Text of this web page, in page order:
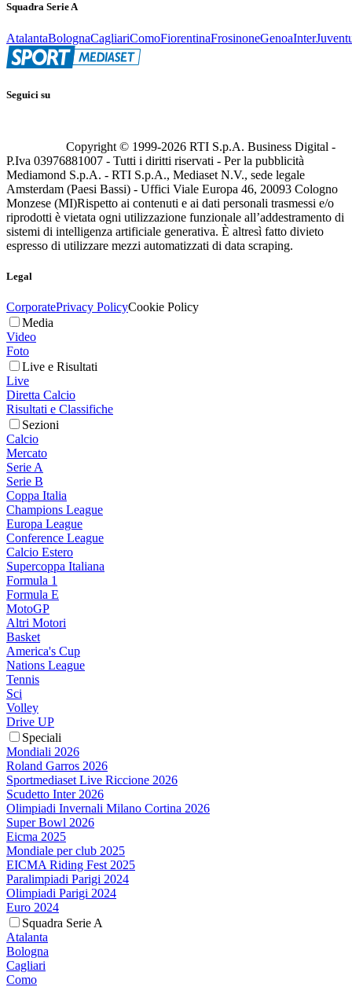
Squadra Serie A
AtalantaBolognaCagliariComoFiorentinaFrosinoneGenoaInter
Seguici su
Copyright © 1999-2026 RTI S.p.A. Business Digital -
P.Iva 03976881007 - Tutti i diritti riservati - Per la pubblicità
Mediamond S.p.A. - RTI S.p.A., Mediaset N.V., sede legale
Amsterdam (Paesi Bassi) - Uffici Viale Europa 46, 20093 Cologno
Monzese (MI)Rispetto ai contenuti e ai dati personali trasmessi e/o
riprodotti è vietata ogni utilizzazione funzionale all’addestramento di
sistemi di intelligenza artificiale generativa. È altresì fatto divieto
espresso di utilizzare mezzi automatizzati di data scraping.
Legal
CorporatePrivacy PolicyCookie Policy
Media
Video
Foto
Live e Risultati
Live
Diretta Calcio
Risultati e Classifiche
Sezioni
Calcio
Mercato
Serie A
Serie B
Coppa Italia
Champions League
Europa League
Conference League
Calcio Estero
Supercoppa Italiana
Formula 1
Formula E
MotoGP
Altri Motori
Basket
America's Cup
Nations League
Tennis
Sci
Volley
Drive UP
Speciali
Mondiali 2026
Roland Garros 2026
Sportmediaset Live Riccione 2026
Scudetto Inter 2026
Olimpiadi Invernali Milano Cortina 2026
Super Bowl 2026
Eicma 2025
Mondiale per club 2025
EICMA Riding Fest 2025
Paralimpiadi Parigi 2024
Olimpiadi Parigi 2024
Euro 2024
Squadra Serie A
Atalanta
Bologna
Cagliari
Como